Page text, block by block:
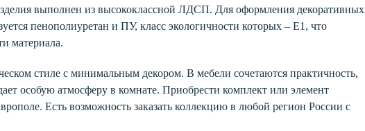
выполнен из высококлассной ЛДСП. Для оформления декоративных
пенополиуретан и ПУ, класс экологичности которых – Е1, что
материала.
стиле с минимальным декором. В мебели сочетаются практичность,
особую атмосферу в комнате. Приобрести комплект или элемент
Есть возможность заказать коллекцию в любой регион России с